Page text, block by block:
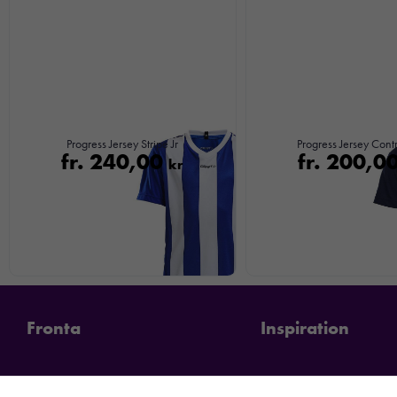
Progress Jersey Stripe Jr
fr. 240,00kr
Progress Jersey
fr.
Fronta Inspiration